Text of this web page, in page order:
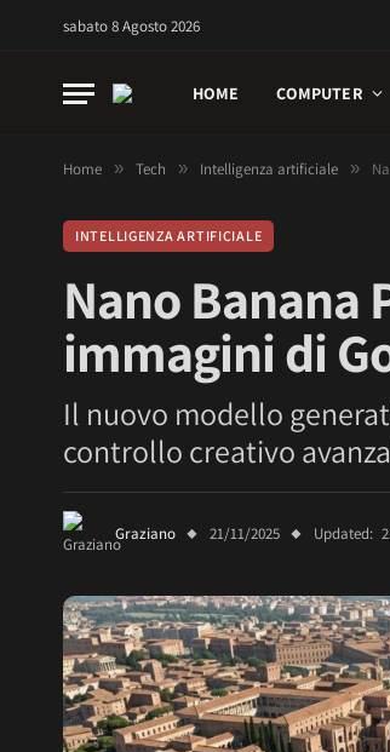
sabato 8 Agosto 2026
HOME COMPUTER
Home » Tech » Intelligenza artificiale »
INTELLIGENZA ARTIFICIALE
Nano Banana
immagini di
Il nuovo modello
controllo creativo
Graziano 21/11/2025 Updated: